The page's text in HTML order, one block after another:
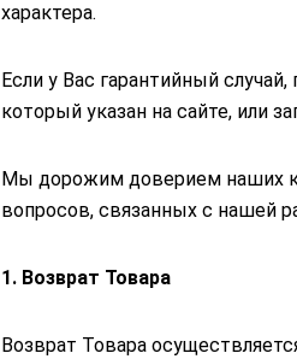
характера.
Если у Вас гарантийный
который указан на сайте, или
Мы дорожим доверием наших
вопросов, связанных с нашей
1. Возврат Товара
Возврат Товара